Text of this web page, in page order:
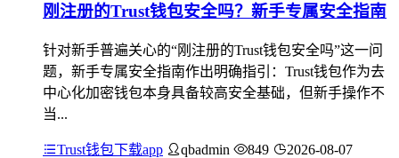
刚注册的Trust钱包安全吗？新手专属安全指南
针对新手普遍关心的“刚注册的Trust钱包安全吗”这一问
题，新手专属安全指南作出明确指引：Trust钱包作为去
中心化加密钱包本身具备较高安全基础，但新手操作不
当...
Trust钱包下载app qbadmin 849 2026-08-07